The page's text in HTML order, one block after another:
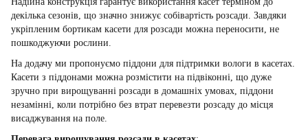
декілька сезонів, що значно знижує собівартість розсади. Завдяки
укріпленим бортикам касети для розсади можна переносити, не
пошкоджуючи рослини.
На додачу ми пропонуємо піддони для підтримки вологи в касетах.
Касети з піддонами можна розмістити на підвіконні, що дуже
зручно при вирощуванні розсади в домашніх умовах, піддони
незамінні, коли потрібно без втрат перевезти розсаду до місця
висаджування на поле.